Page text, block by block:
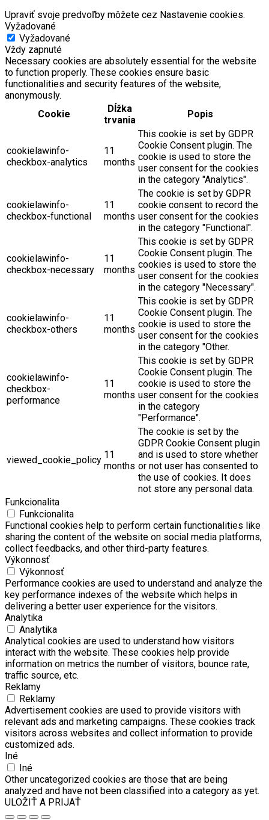
Upraviť svoje predvoľby môžete cez Nastavenie cookies.
Vyžadované
Vyžadované
Vždy zapnuté
Necessary cookies are absolutely essential for the website
to function properly. These cookies ensure basic
functionalities and security features of the website,
anonymously.
Cookie
Dĺžka
trvania
Popis
cookielawinfo-
checkbox-analytics
11
months
This cookie is set by GDPR
Cookie Consent plugin. The
cookie is used to store the
user consent for the cookies
in the category "Analytics".
cookielawinfo-
checkbox-functional
11
months
The cookie is set by GDPR
cookie consent to record the
user consent for the cookies
in the category "Functional".
cookielawinfo-
checkbox-necessary
11
months
This cookie is set by GDPR
Cookie Consent plugin. The
cookies is used to store the
user consent for the cookies
in the category "Necessary".
cookielawinfo-
checkbox-others
11
months
This cookie is set by GDPR
Cookie Consent plugin. The
cookie is used to store the
user consent for the cookies
in the category "Other.
cookielawinfo-
checkbox-
performance
11
months
This cookie is set by GDPR
Cookie Consent plugin. The
cookie is used to store the
user consent for the cookies
in the category
"Performance".
viewed_cookie_policy 11
months
The cookie is set by the
GDPR Cookie Consent plugin
and is used to store whether
or not user has consented to
the use of cookies. It does
not store any personal data.
Funkcionalita
Funkcionalita
Functional cookies help to perform certain functionalities like
sharing the content of the website on social media platforms,
collect feedbacks, and other third-party features.
Výkonnosť
Výkonnosť
Performance cookies are used to understand and analyze the
key performance indexes of the website which helps in
delivering a better user experience for the visitors.
Analytika
Analytika
Analytical cookies are used to understand how visitors
interact with the website. These cookies help provide
information on metrics the number of visitors, bounce rate,
traffic source, etc.
Reklamy
Reklamy
Advertisement cookies are used to provide visitors with
relevant ads and marketing campaigns. These cookies track
visitors across websites and collect information to provide
customized ads.
Iné
Iné
Other uncategorized cookies are those that are being
analyzed and have not been classified into a category as yet.
ULOŽIŤ A PRIJAŤ